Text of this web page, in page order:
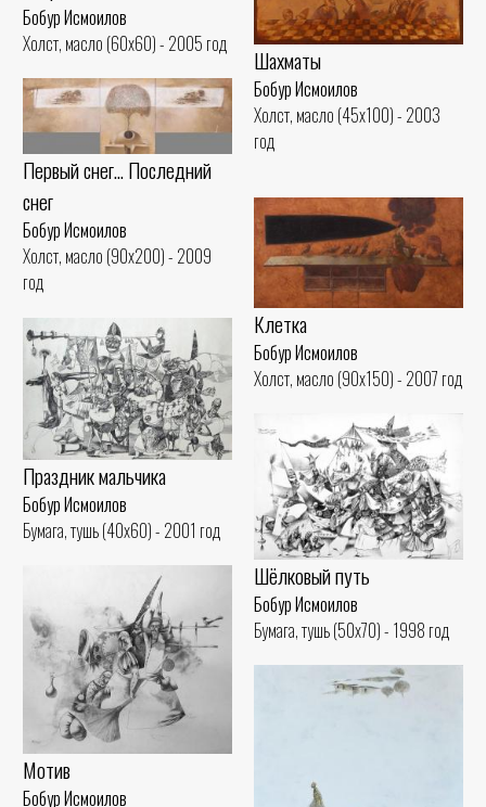
Бобур Исмоилов
Холст, масло (60x60) - 2005 год
Шахматы
Бобур Исмоилов
Холст, масло (45x100) - 2003
год
Первый снег... Последний
снег
Бобур Исмоилов
Холст, масло (90x200) - 2009
год
Клетка
Бобур Исмоилов
Холст, масло (90x150) - 2007 год
Праздник мальчика
Бобур Исмоилов
Бумага, тушь (40x60) - 2001 год
Шёлковый путь
Бобур Исмоилов
Бумага, тушь (50x70) - 1998 год
Мотив
Бобур Исмоилов